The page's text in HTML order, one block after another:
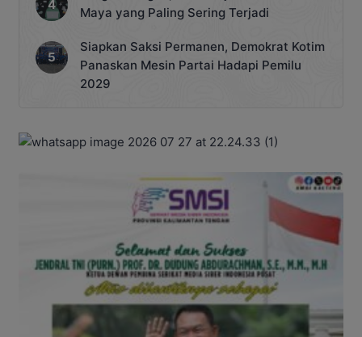
Maya yang Paling Sering Terjadi
Siapkan Saksi Permanen, Demokrat Kotim
Panaskan Mesin Partai Hadapi Pemilu
2029